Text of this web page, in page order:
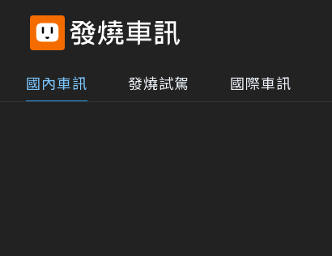
國內車訊 發燒試駕 國際車訊